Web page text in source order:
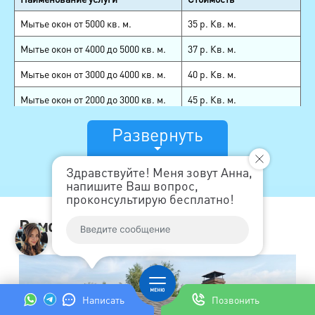
Написать Позвонить
Здравствуйте! Меня зовут Анна,
напишите Ваш вопрос,
проконсультирую бесплатно!
Демонтаж
кровельного покрытия
(металлочерепица,
композитная
черепица, ондулин,
шифер) с сохранением
материала
м² 280
кровельного покрытия
(цементно-песчаная и
керамическая
черепицы) с
сохранением
м² 280
Демонтаж обрешётки и
гидроизоляции
теплоизоляции кровли
м² 120
Мытье окон от 5000 кв. м.
35 р. Кв. м.
Мытье окон от 4000 до 5000 кв. м.
37 р. Кв. м.
Мытье окон от 3000 до 4000 кв. м.
40 р. Кв. м.
Мытье окон от 2000 до 3000 кв. м.
45 р. Кв. м.
Мытье окон до 2000 кв. м.
50 р. Кв. м.
Герметизация швов
220 р. пог. метр
Поверхностный ремонт
нового слоя герметика (мастики)
поверх старого)
150-190 р. пог. метр + 70
Частичный ремонт межпанельных
швов (ремонтируются частичные
участки шва)
договорная
Развернуть
Ремонт крыши в СПб